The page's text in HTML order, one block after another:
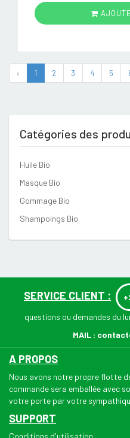
‹ 1 2 3 4 5
Catégories des
Huile Bio
Masque Bio
Gommage Bio
Shampoings Bio
SERVICE CLIENT :
questions ou demandes du
MAIL :
A PROPOS
Nous avons notre propre flotte
commande sera emballée avec
votre porte par votre
SUPPORT
Conditions d'utilisation